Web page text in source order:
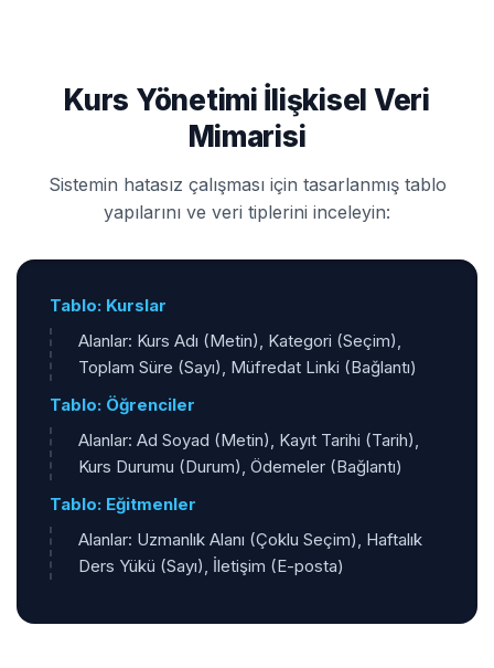
Kurs Yönetimi İlişkisel Veri
Mimarisi
Sistemin hatasız çalışması için tasarlanmış tablo
yapılarını ve veri tiplerini inceleyin:
Tablo: Kurslar
Alanlar: Kurs Adı (Metin), Kategori (Seçim),
Toplam Süre (Sayı), Müfredat Linki (Bağlantı)
Tablo: Öğrenciler
Alanlar: Ad Soyad (Metin), Kayıt Tarihi (Tarih),
Kurs Durumu (Durum), Ödemeler (Bağlantı)
Tablo: Eğitmenler
Alanlar: Uzmanlık Alanı (Çoklu Seçim), Haftalık
Ders Yükü (Sayı), İletişim (E-posta)